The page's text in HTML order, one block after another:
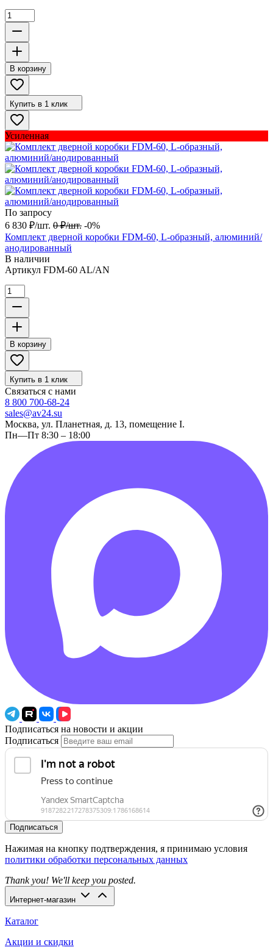
В корзину
Купить в 1 клик
Усиленная
По запросу
6 830 ₽/шт. 0 ₽/шт. -0%
Комплект дверной коробки FDM-60, L-образный, алюминий/
анодированный
В наличии
Артикул FDM-60 AL/AN
В корзину
Купить в 1 клик
Связаться с нами
8 800 700-68-24
sales@av24.su
Москва, ул. Планетная, д. 13, помещение I.
Пн—Пт 8:30 – 18:00
Подписаться на новости и акции
Подписаться
Подписаться
Нажимая на кнопку подтверждения, я принимаю условия
политики обработки персональных данных
Thank you! We'll keep you posted.
Интернет-магазин
Каталог
Акции и скидки